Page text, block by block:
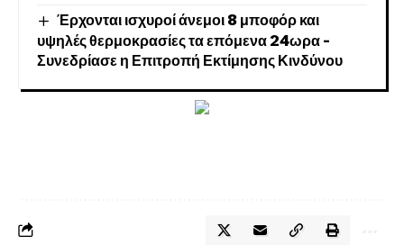
Έρχονται ισχυροί άνεμοι 8 μποφόρ και
υψηλές θερμοκρασίες τα επόμενα 24ωρα –
Συνεδρίασε η Επιτροπή Εκτίμησης Κινδύνου